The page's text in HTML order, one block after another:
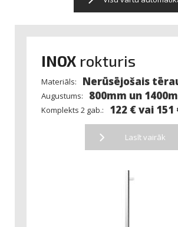
INOX rokturis
Materiāls: Nerūsējošais
Augustums: 800mm un
Komplekts 2 gab.: 122 € vai 151
Lasīt vairāk